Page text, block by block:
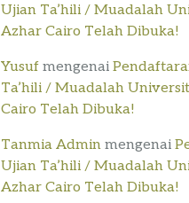
Ujian Ta’hili / Muadalah
Azhar Cairo Telah Dibuka!
Yusuf mengenai
Ta’hili / Muadalah
Cairo Telah Dibuka!
Tanmia Admin mengenai
Ujian Ta’hili / Muadalah
Azhar Cairo Telah Dibuka!